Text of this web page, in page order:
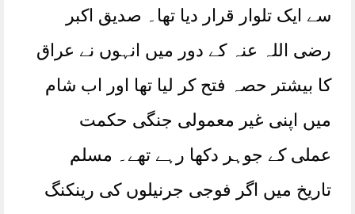
سے ایک تلوار قرار دیا تھا۔ صدیق اکبر
رضی اللہ عنہ کے دور میں انہوں نے عراق
کا بیشتر حصہ فتح کر لیا تھا اور اب شام
میں اپنی غیر معمولی جنگی حکمت
عملی کے جوہر دکھا رہے تھے۔ مسلم
تاریخ میں اگر فوجی جرنیلوں کی رینکنگ